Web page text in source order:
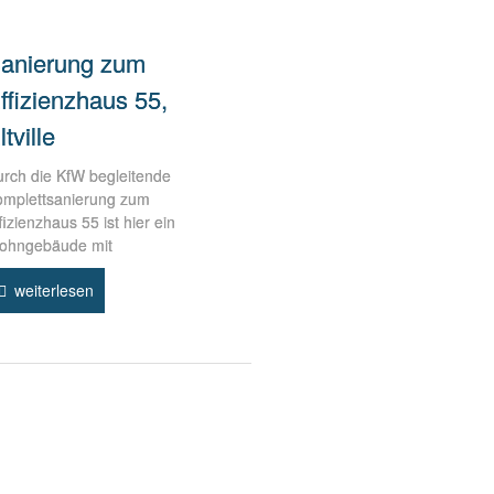
zum
55,
die KfW begleitende
zum
55 ist hier ein
mit
weiterlesen